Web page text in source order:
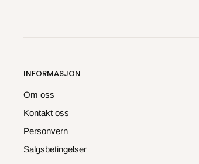
INFORMASJON
Om oss
Kontakt oss
Personvern
Salgsbetingelser